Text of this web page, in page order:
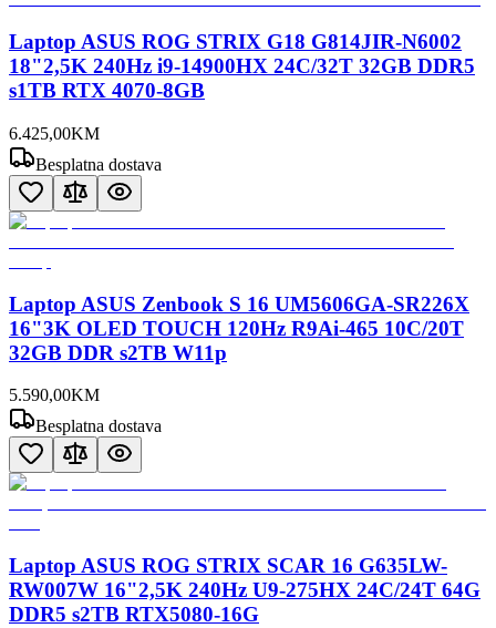
Laptop ASUS ROG STRIX G18 G814JIR-N6002
18"2,5K 240Hz i9-14900HX 24C/32T 32GB DDR5
s1TB RTX 4070-8GB
6.425,00KM
Besplatna dostava
Laptop ASUS Zenbook S 16 UM5606GA-SR226X
16"3K OLED TOUCH 120Hz R9Ai-465 10C/20T
32GB DDR s2TB W11p
5.590,00KM
Besplatna dostava
Laptop ASUS ROG STRIX SCAR 16 G635LW-
RW007W 16"2,5K 240Hz U9-275HX 24C/24T 64G
DDR5 s2TB RTX5080-16G